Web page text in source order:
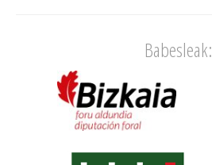
Babesleak: